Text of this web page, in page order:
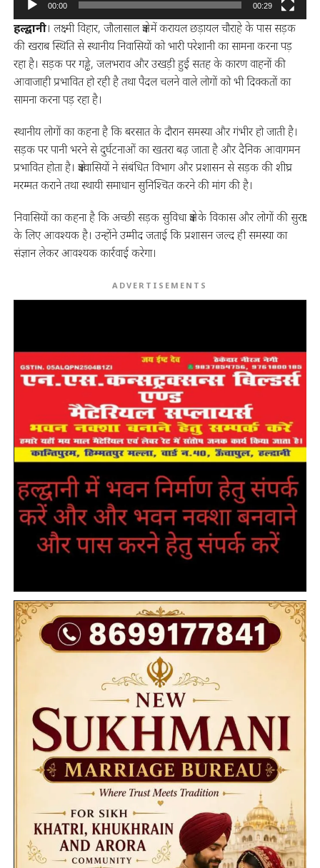
00:00 00:29
हल्द्वानी। लक्ष्मी विहार, जौलासाल क्षेत्र में करायल छड़ायल चौराहे के पास सड़क
की खराब स्थिति से स्थानीय निवासियों को भारी परेशानी का सामना करना पड़
रहा है। सड़क पर गड्ढे, जलभराव और उखड़ी हुई सतह के कारण वाहनों की
आवाजाही प्रभावित हो रही है तथा पैदल चलने वाले लोगों को भी दिक्कतों का
सामना करना पड़ रहा है।
स्थानीय लोगों का कहना है कि बरसात के दौरान समस्या और गंभीर हो जाती है।
सड़क पर पानी भरने से दुर्घटनाओं का खतरा बढ़ जाता है और दैनिक आवागमन
प्रभावित होता है। क्षेत्रवासियों ने संबंधित विभाग और प्रशासन से सड़क की शीघ्र
मरम्मत कराने तथा स्थायी समाधान सुनिश्चित करने की मांग की है।
निवासियों का कहना है कि अच्छी सड़क सुविधा क्षेत्र के विकास और लोगों की सुरक्षा
के लिए आवश्यक है। उन्होंने उम्मीद जताई कि प्रशासन जल्द ही समस्या का
संज्ञान लेकर आवश्यक कार्रवाई करेगा।
ADVERTISEMENTS